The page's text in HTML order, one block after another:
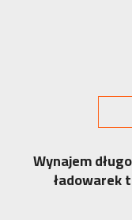
Wynajem
ładowarek